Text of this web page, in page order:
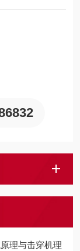
理与击穿机理